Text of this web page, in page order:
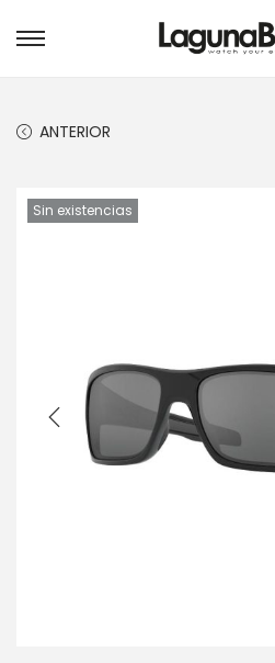
ANTERIOR
Sin existencias